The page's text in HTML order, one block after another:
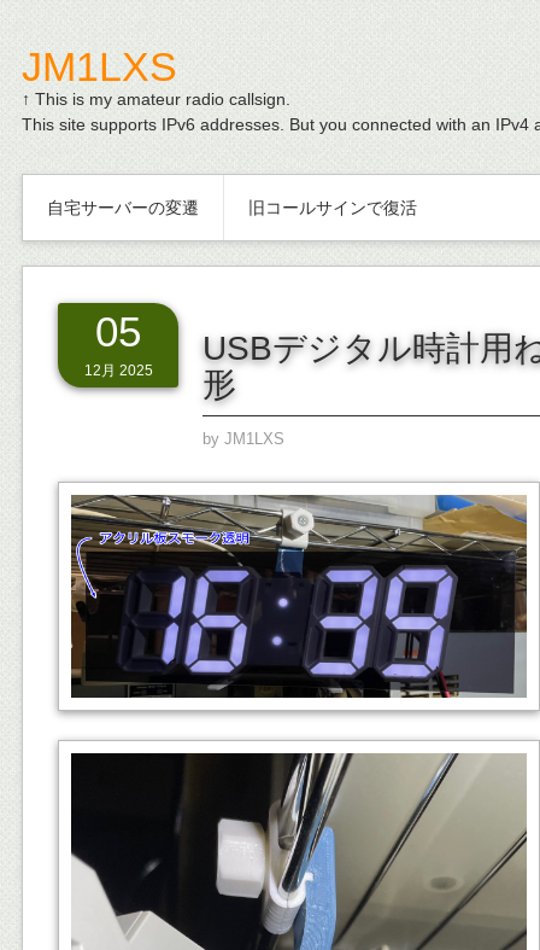
JM1LXS
↑ This is my amateur radio callsign.
This site supports IPv6 addresses. But you connected with an
自宅サーバーの変遷 旧コールサインで復活
05
12月 2025
USBデジタル時計用
形
by JM1LXS